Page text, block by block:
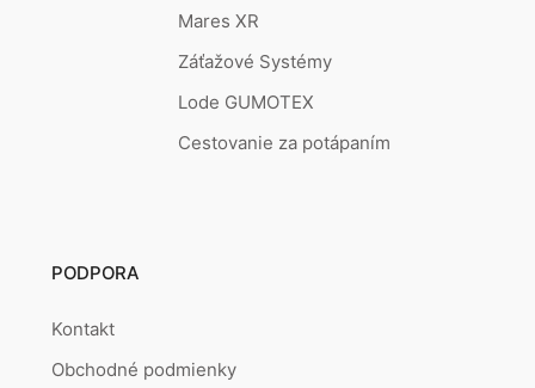
Mares XR
Záťažové Systémy
Lode GUMOTEX
Cestovanie za potápaním
PODPORA
Kontakt
Obchodné podmienky